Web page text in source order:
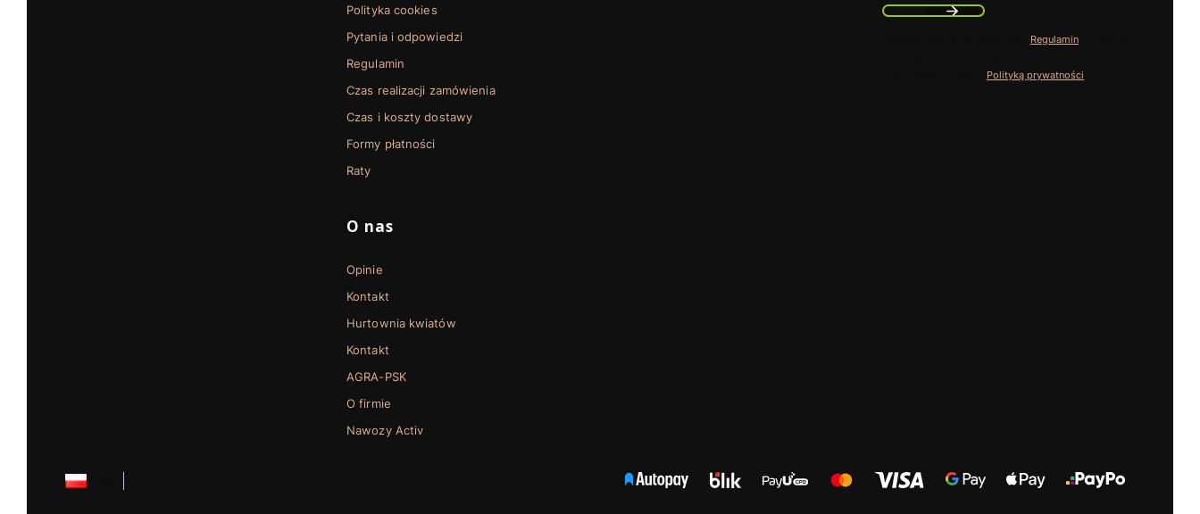
Polityka cookies
Pytania i odpowiedzi
Regulamin
Czas realizacji zamówienia
Czas i koszty dostawy
Formy płatności
Raty
O nas
Opinie
Kontakt
Hurtownia kwiatów
Kontakt
AGRA-PSK
O firmie
Nawozy Activ
Regulamin
Polityką prywatności